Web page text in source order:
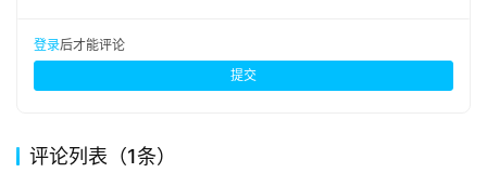
登录后才能评论
提交
评论列表（1条）